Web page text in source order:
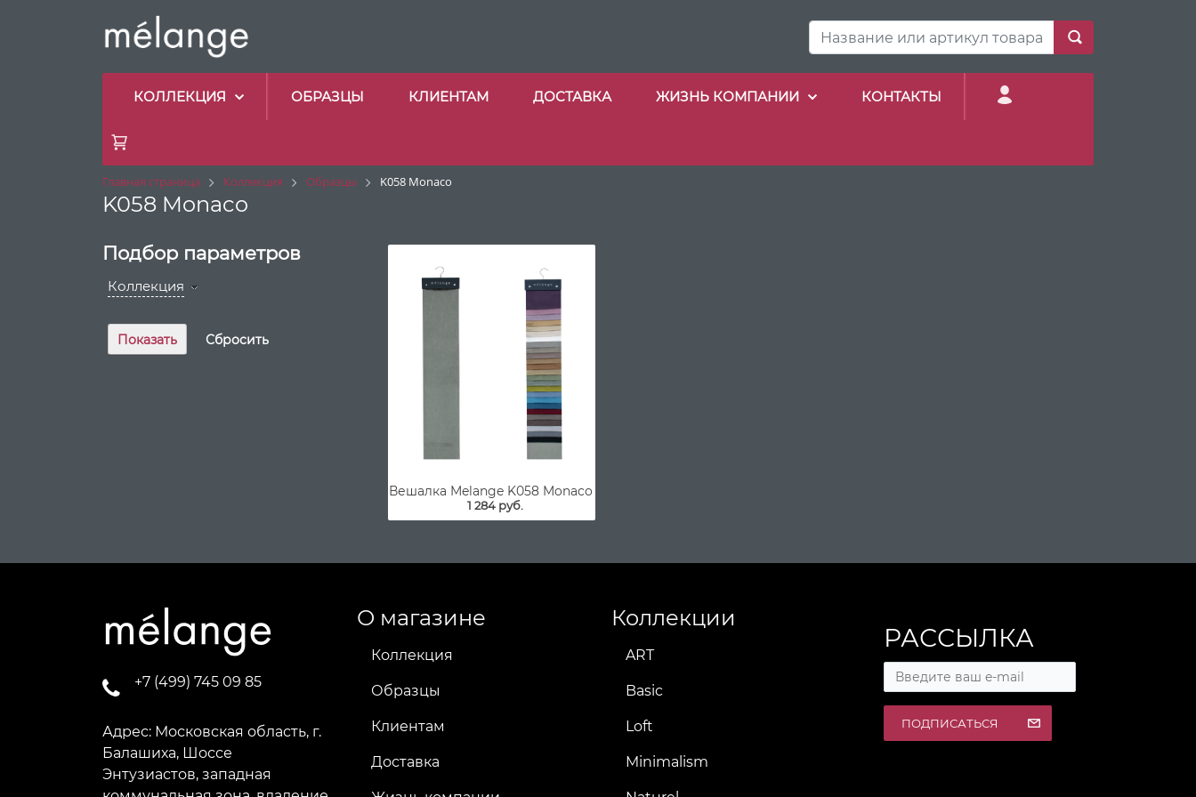
КОЛЛЕКЦИЯ ОБРАЗЦЫ КЛИЕНТАМ ДОСТАВКА ЖИЗНЬ КОМПАНИИ КОНТАКТЫ
Главная страница Коллекция Образцы K058 Monaco
K058 Monaco
Подбор параметров
Коллекция
Вешалка Melange K058 Monaco
1 284 руб.
О магазине
Коллекция
Образцы
Клиентам
Доставка
Коллекции
ART
Basic
Loft
Minimalism
РАССЫЛКА
ПОДПИСАТЬСЯ
+7 (499) 745 09 85
Адрес: Московская область, г.
Балашиха, Шоссе
Энтузиастов, западная